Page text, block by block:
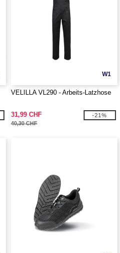
W1
VELILLA VL290 - Arbeits-Latzhose
31,99 CHF
40,30 CHF
-21%